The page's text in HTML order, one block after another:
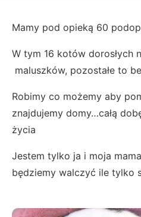
Mamy pod opieką 60
W tym 16 kotów dorosłych
maluszków, pozostałe to
Robimy co możemy aby
znajdujemy domy…całą
życia
Jestem tylko ja i moja
będziemy walczyć ile tylko